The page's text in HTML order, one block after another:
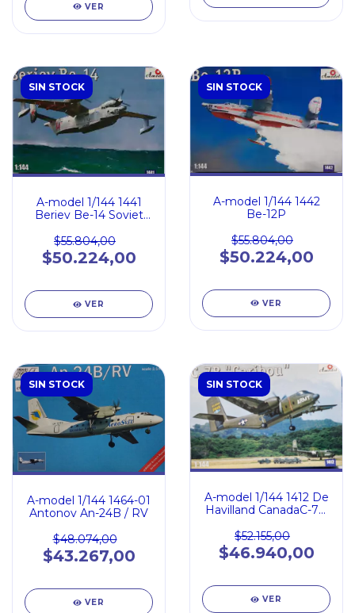
VER
SIN STOCK
A-model 1/144 1441
Beriev Be-14 Soviet
$55.804,00
$50.224,00
VER
SIN STOCK
A-model 1/144 1442
Be-12P
$55.804,00
$50.224,00
VER
SIN STOCK
A-model 1/144 1464-01
Antonov An-24B / RV
$48.074,00
$43.267,00
VER
SIN STOCK
A-model 1/144 1412 De
Havilland CanadaC-7B
$52.155,00
$46.940,00
VER